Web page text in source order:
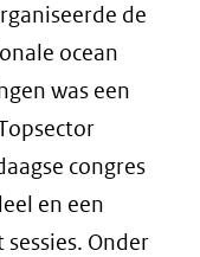
de
ocean
was een
congres
en een
Onder